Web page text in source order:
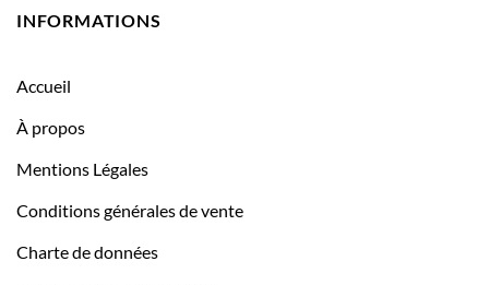
INFORMATIONS
Accueil
À propos
Mentions Légales
Conditions générales de vente
Charte de données